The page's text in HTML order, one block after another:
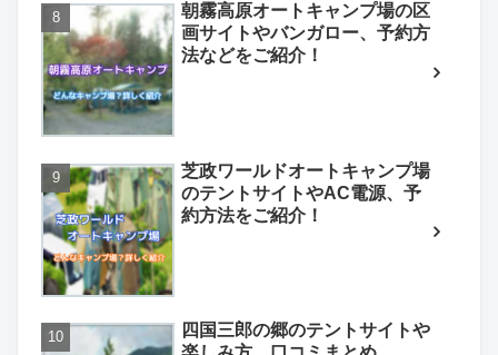
朝霧高原オートキャンプ場の区
画サイトやバンガロー、予約方
法などをご紹介！
芝政ワールドオートキャンプ場
のテントサイトやAC電源、予
約方法をご紹介！
四国三郎の郷のテントサイトや